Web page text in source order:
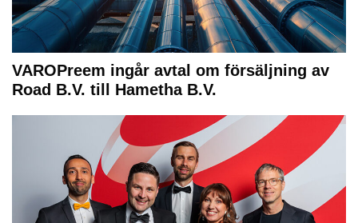
VAROPreem ingår avtal om försäljning av
Road B.V. till Hametha B.V.